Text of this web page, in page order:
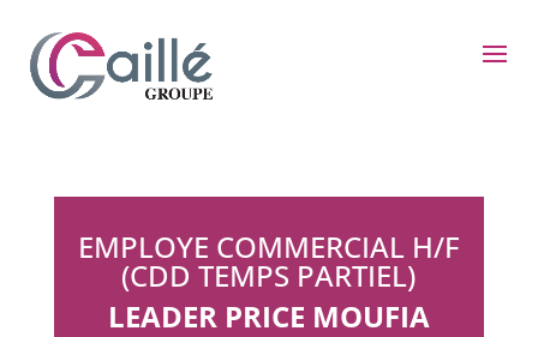
EMPLOYE COMMERCIAL H/F
(CDD TEMPS PARTIEL)
LEADER PRICE MOUFIA